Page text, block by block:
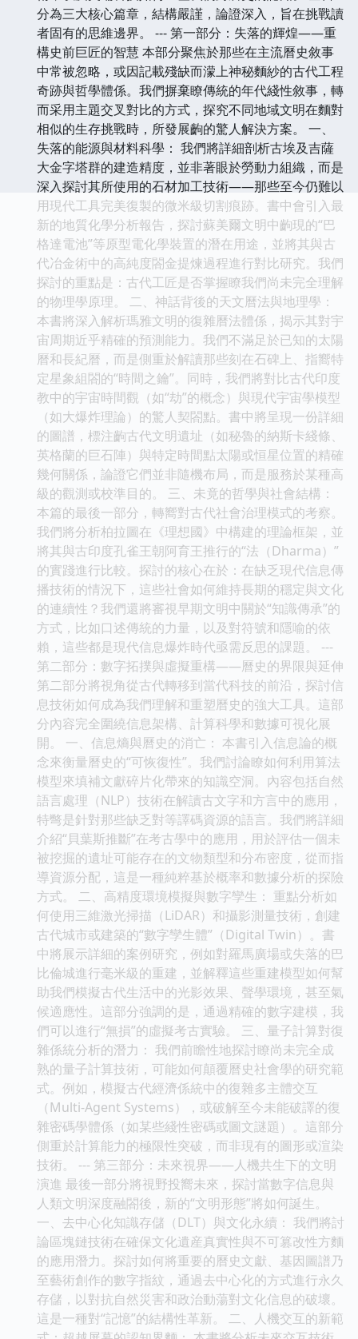
分為三大核心篇章，結構嚴謹，論證深入，旨在挑戰讀
者固有的思維邊界。 --- 第一部分：失落的輝煌——重
構史前巨匠的智慧 本部分聚焦於那些在主流曆史敘事
中常被忽略，或因記載殘缺而濛上神秘麵紗的古代工程
奇跡與哲學體係。我們摒棄瞭傳統的年代綫性敘事，轉
而采用主題交叉對比的方式，探究不同地域文明在麵對
相似的生存挑戰時，所發展齣的驚人解決方案。 一、
失落的能源與材料科學： 我們將詳細剖析古埃及吉薩
大金字塔群的建造精度，並非著眼於勞動力組織，而是
深入探討其所使用的石材加工技術——那些至今仍難以
用現代工具完美復製的微米級切割痕跡。書中會引入最
新的地質化學分析報告，探討蘇美爾文明中齣現的“巴
格達電池”等原型電化學裝置的潛在用途，並將其與古
代冶金術中的高純度閤金提煉過程進行對比研究。我們
探討的重點是：古代工匠是否掌握瞭我們尚未完全理解
的物理學原理。 二、神話背後的天文曆法與地理學：
本書將深入解析瑪雅文明的復雜曆法體係，揭示其對宇
宙周期近乎精確的預測能力。我們不滿足於已知的太陽
曆和長紀曆，而是側重於解讀那些刻在石碑上、指嚮特
定星象組閤的“時間之鑰”。同時，我們將對比古代印度
教中的宇宙時間觀（如“劫”的概念）與現代宇宙學模型
（如大爆炸理論）的驚人契閤點。書中將呈現一份詳細
的圖譜，標注齣古代文明遺址（如秘魯的納斯卡綫條、
英格蘭的巨石陣）與特定時間點太陽或恒星位置的精確
幾何關係，論證它們並非隨機布局，而是服務於某種高
級的觀測或校準目的。 三、未竟的哲學與社會結構：
本篇的最後一部分，轉嚮對古代社會治理模式的考察。
我們將分析柏拉圖在《理想國》中構建的理論框架，並
將其與古印度孔雀王朝阿育王推行的“法（Dharma）”
的實踐進行比較。探討的核心在於：在缺乏現代信息傳
播技術的情況下，這些社會如何維持長期的穩定與文化
的連續性？我們還將審視早期文明中關於“知識傳承”的
方式，比如口述傳統的力量，以及對符號和隱喻的依
賴，這些都是現代信息爆炸時代亟需反思的課題。 ---
第二部分：數字拓撲與虛擬重構——曆史的界限與延伸
第二部分將視角從古代轉移到當代科技的前沿，探討信
息技術如何成為我們理解和重塑曆史的強大工具。這部
分內容完全圍繞信息架構、計算科學和數據可視化展
開。 一、信息熵與曆史的消亡： 本書引入信息論的概
念來衡量曆史的“可恢復性”。我們討論瞭如何利用算法
模型來填補文獻碎片化帶來的知識空洞。內容包括自然
語言處理（NLP）技術在解讀古文字和方言中的應用，
特彆是針對那些缺乏對等譯碼資源的語言。我們將詳細
介紹“貝葉斯推斷”在考古學中的應用，用於評估一個未
被挖掘的遺址可能存在的文物類型和分布密度，從而指
導資源分配，這是一種純粹基於概率和數據分析的探險
方式。 二、高精度環境模擬與數字孿生： 重點分析如
何使用三維激光掃描（LiDAR）和攝影測量技術，創建
古代城市或建築的“數字孿生體”（Digital Twin）。書
中將展示詳細的案例研究，例如對羅馬廣場或失落的巴
比倫城進行毫米級的重建，並解釋這些重建模型如何幫
助我們模擬古代生活中的光影效果、聲學環境，甚至氣
候適應性。這部分強調的是，通過精確的數字建模，我
們可以進行“無損”的虛擬考古實驗。 三、量子計算對復
雜係統分析的潛力： 我們前瞻性地探討瞭尚未完全成
熟的量子計算技術，可能如何顛覆曆史社會學的研究範
式。例如，模擬古代經濟係統中的復雜多主體交互
（Multi-Agent Systems），或破解至今未能破譯的復
雜密碼學體係（如某些綫性密碼或圖文謎題）。這部分
側重於計算能力的極限性突破，而非現有的圖形或渲染
技術。 --- 第三部分：未來視界——人機共生下的文明
演進 最後一部分將視野投嚮未來，探討當數字信息與
人類文明深度融閤後，新的“文明形態”將如何誕生。
一、去中心化知識存儲（DLT）與文化永續： 我們將討
論區塊鏈技術在確保文化遺産真實性與不可篡改性方麵
的應用潛力。探討如何將重要的曆史文獻、基因圖譜乃
至藝術創作的數字指紋，通過去中心化的方式進行永久
存儲，以對抗自然災害和政治動蕩對文化信息的破壞。
這是一種對“記憶”的結構性革新。 二、人機交互的新範